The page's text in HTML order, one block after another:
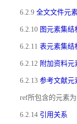
6.2.9 全文文件元
6.2.10 图元素集结
6.2.11 表元素集结
6.2.12 附加资料元
6.2.13 参考文献元
ref所包含的元素
6.2.14 引用关系